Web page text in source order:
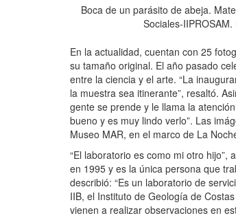
Boca de un parásito de abeja.
Sociales-
En la actualidad, cuentan con 25
su tamaño original. El año pasado
entre la ciencia y el arte. “La
la muestra sea itinerante”, resaltó.
gente se prende y le llama la
bueno y es muy lindo verlo”. Las
Museo MAR, en el marco de La
“El laboratorio es como mi otro
en 1995 y es la única persona que
describió: “Es un laboratorio de
IIB, el Instituto de Geología de
vienen a realizar observaciones en